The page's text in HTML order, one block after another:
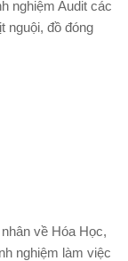
nghiệm Audit các
nguội, đồ đóng
về Hóa Học,
nghiệm làm việc